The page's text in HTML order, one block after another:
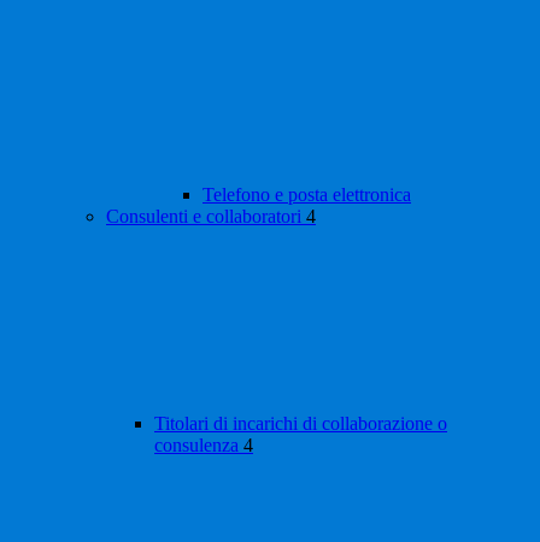
Telefono e posta elettronica
Consulenti e collaboratori 4
Titolari di incarichi di collaborazione o
consulenza 4